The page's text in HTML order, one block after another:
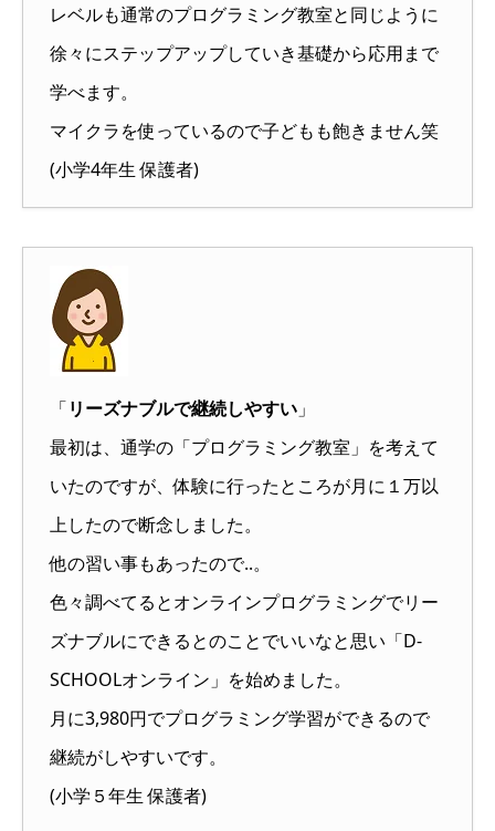
レベルも通常のプログラミング教室と同じように
徐々にステップアップしていき基礎から応用まで
学べます。
マイクラを使っているので子どもも飽きません笑
(小学4年生 保護者)
「リーズナブルで継続しやすい 」
最初は、通学の「プログラミング教室」を考えて
いたのですが、体験に行ったところが月に１万以
上したので断念しました。
他の習い事もあったので..。
色々調べてるとオンラインプログラミングでリー
ズナブルにできるとのことでいいなと思い「D-
SCHOOLオンライン」を始めました。
月に3,980円でプログラミング学習ができるので
継続がしやすいです。
(小学５年生 保護者)